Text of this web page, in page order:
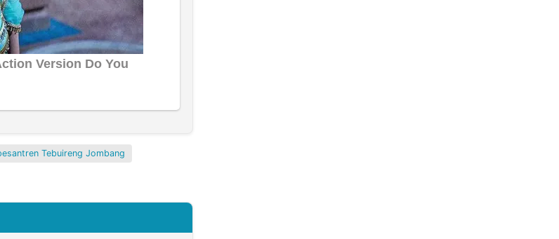
Tebuireng Jombang